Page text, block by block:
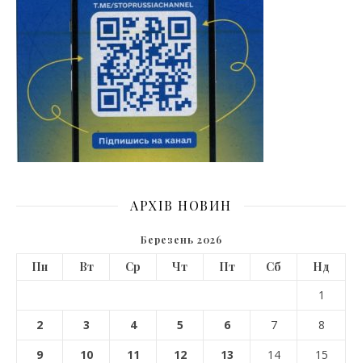
АРХІВ НОВИН
Березень 2026
Пн Вт Ср Чт Пт Сб
Нд
1
2
3 4 5 6 7
8
9
10 11 12 13 14
15